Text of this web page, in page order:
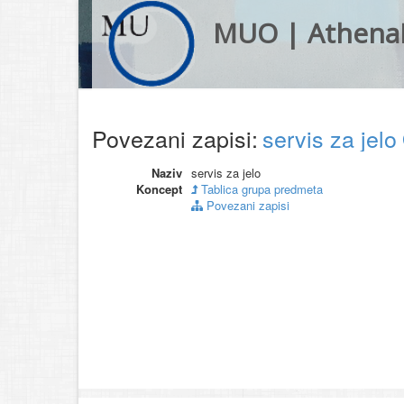
MUO |
Povezani zapisi: servis za jelo
Naziv servis za jelo
Koncept
Tablica grupa predmeta
Povezani zapisi